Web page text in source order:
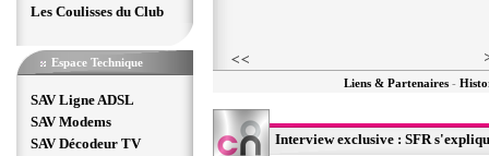
Les Coulisses du Club
Espace Technique
SAV Ligne ADSL
SAV Modems
SAV Décodeur TV
Liens & Partenaires-
Interview exclusive : SFR